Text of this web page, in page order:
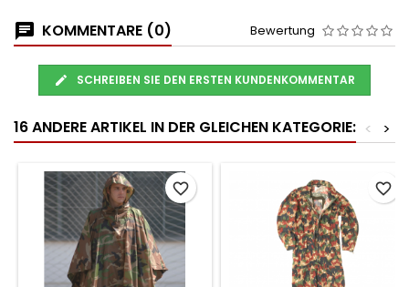
KOMMENTARE (0) Bewertung
SCHREIBEN SIE DEN ERSTEN KUNDENKOMMENTAR
16 ANDERE ARTIKEL IN DER GLEICHEN KATEGORIE: >
<
favorite_border favorite_border